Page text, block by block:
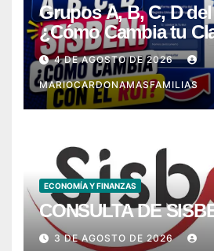
Grupos A, B, C, D
¿Cómo Cambia tu
con el RUI?
4 DE AGOSTO DE 2026
MARIOCARDONAMASFAMILIAS
ECONOMÍA Y FINANZAS
CONSULTA DE
3 DE AGOSTO DE 2026